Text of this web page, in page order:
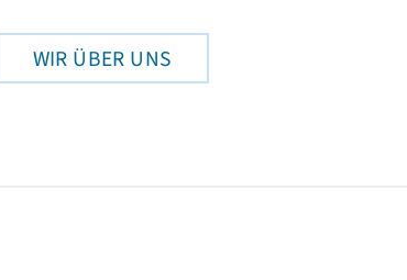
WIR ÜBER UNS